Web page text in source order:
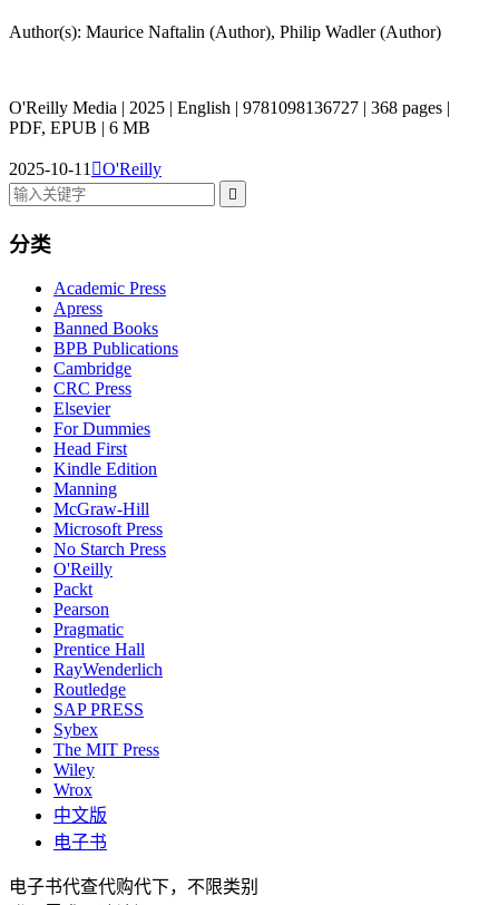
Author(s): Maurice Naftalin (Author), Philip Wadler (Author)
O'Reilly Media | 2025 | English | 9781098136727 | 368 pages |
PDF, EPUB | 6 MB
2025-10-11 O'Reilly

分类
Academic Press
Apress
Banned Books
BPB Publications
Cambridge
CRC Press
Elsevier
For Dummies
Head First
Kindle Edition
Manning
McGraw-Hill
Microsoft Press
No Starch Press
O'Reilly
Packt
Pearson
Pragmatic
Prentice Hall
RayWenderlich
Routledge
SAP PRESS
Sybex
The MIT Press
Wiley
Wrox
中文版
电子书
电子书代查代购代下，不限类别